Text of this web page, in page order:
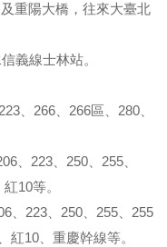
重陽大橋，往來大臺北
義線士林站。
、266、266區、280、
、223、250、255、
10等。
、223、250、255、255
紅10、重慶幹線等。